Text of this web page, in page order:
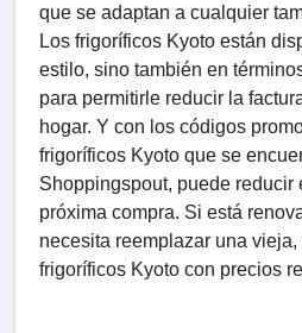
que se adaptan a cualquier
Los frigoríficos Kyoto están
estilo, sino también en
para permitirle reducir la
hogar. Y con los códigos
frigoríficos Kyoto que se
Shoppingspout, puede reducir
próxima compra. Si está
necesita reemplazar una
frigoríficos Kyoto con precios